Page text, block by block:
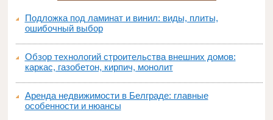
Подложка под ламинат и винил: виды, плиты,
ошибочный выбор
Обзор технологий строительства внешних домов:
каркас, газобетон, кирпич, монолит
Аренда недвижимости в Белграде: главные
особенности и нюансы